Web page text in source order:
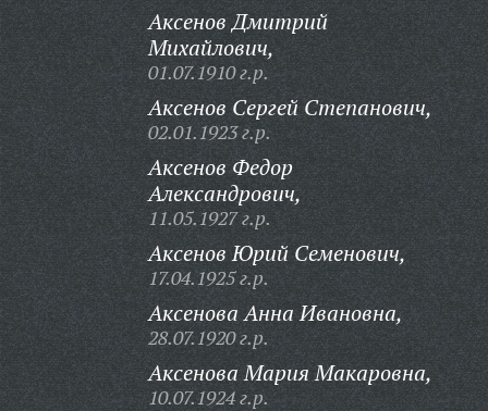
Аксенов Дмитрий
Михайлович,
01.07.1910 г.р.
Аксенов Сергей Степанович,
02.01.1923 г.р.
Аксенов Федор
Александрович,
11.05.1927 г.р.
Аксенов Юрий Семенович,
17.04.1925 г.р.
Аксенова Анна Ивановна,
28.07.1920 г.р.
Аксенова Мария Макаровна,
10.07.1924 г.р.